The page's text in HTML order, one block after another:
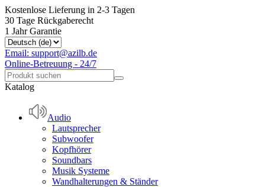
Kostenlose Lieferung in 2-3 Tagen
30 Tage Rückgaberecht
1 Jahr Garantie
Email: support@azilb.de
Online-Betreuung - 24/7
Katalog
Audio
Lautsprecher
Subwoofer
Kopfhörer
Soundbars
Musik Systeme
Wandhalterungen & Ständer